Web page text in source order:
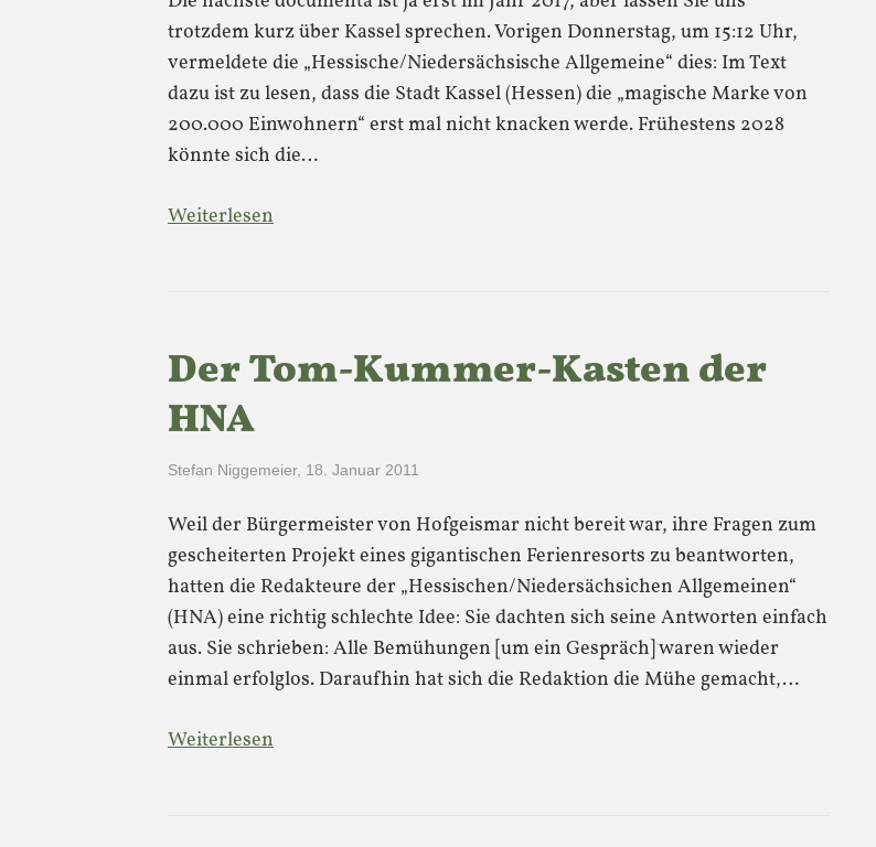
trotzdem kurz über Kassel sprechen. Vorigen Donnerstag, um 15:12 Uhr,
vermeldete die „Hessische/Niedersächsische Allgemeine“ dies: Im Text
dazu ist zu lesen, dass die Stadt Kassel (Hessen) die „magische Marke von
200.000 Einwohnern“ erst mal nicht knacken werde. Frühestens 2028
könnte sich die…
Weiterlesen
Der Tom-Kummer-Kasten der
HNA
Stefan Niggemeier, 18. Januar 2011
Weil der Bürgermeister von Hofgeismar nicht bereit war, ihre Fragen zum
gescheiterten Projekt eines gigantischen Ferienresorts zu beantworten,
hatten die Redakteure der „Hessischen/Niedersächsichen Allgemeinen“
(HNA) eine richtig schlechte Idee: Sie dachten sich seine Antworten einfach
aus. Sie schrieben: Alle Bemühungen [um ein Gespräch] waren wieder
einmal erfolglos. Daraufhin hat sich die Redaktion die Mühe gemacht,…
Weiterlesen